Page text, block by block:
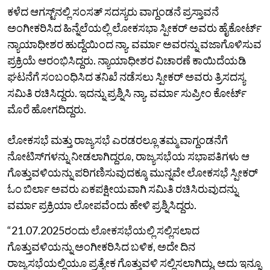
ಕಳೆದ ಆಗಸ್ಟ್‌ನಲ್ಲಿ ಸಂಸತ್‌ ಸದಸ್ಯರು ವಾಗ್ದಂಡನೆ ಪ್ರಸ್ತಾವನೆ
ಅಂಗೀಕರಿಸಿದ ಹಿನ್ನೆಲೆಯಲ್ಲಿ ಲೋಕಸಭಾ ಸ್ಪೀಕರ್ ಅವರು ಹೈಕೋರ್ಟ್
ನ್ಯಾಯಾಧೀಶರ ಹುದ್ದೆಯಿಂದ ನ್ಯಾ. ವರ್ಮಾ ಅವರನ್ನು ವಜಾಗೊಳಿಸುವ
ಪ್ರಕ್ರಿಯೆ ಆರಂಭಿಸಿದ್ದರು. ನ್ಯಾಯಾಧೀಶರ ವಿಚಾರಣೆ ಕಾಯಿದೆಯಡಿ
ಘಟನೆಗೆ ಸಂಬಂಧಿಸಿದ ತನಿಖೆ ನಡೆಸಲು ಸ್ಪೀಕರ್‌ ಅವರು ತ್ರಿಸದಸ್ಯ
ಸಮಿತಿ ರಚಿಸಿದ್ದರು. ಇದನ್ನು ಪ್ರಶ್ನಿಸಿ ನ್ಯಾ. ವರ್ಮಾ ಸುಪ್ರೀಂ ಕೋರ್ಟ್‌
ಮೊರೆ ಹೋಗದಿದ್ದರು.
ಲೋಕಸಭೆ ಮತ್ತು ರಾಜ್ಯಸಭೆ ಎರಡರಲ್ಲೂ ತಮ್ಮ ವಾಗ್ದಂಡನೆಗೆ
ನೋಟಿಸ್‌ಗಳನ್ನು ನೀಡಲಾಗಿದ್ದರೂ, ರಾಜ್ಯಸಭೆಯ ಸಭಾಪತಿಗಳು ಆ
ಗೊತ್ತುವಳಿಯನ್ನು ಪರಿಗಣಿಸುವುದಕ್ಕೂ ಮುನ್ನವೇ ಲೋಕಸಭೆ ಸ್ಪೀಕರ್
ಓಂ ಬಿರ್ಲಾ ಅವರು ಏಕಪಕ್ಷೀಯವಾಗಿ ಸಮಿತಿ ರಚಿಸಿರುವುದನ್ನು
ವರ್ಮಾ ಪ್ರಕ್ರಿಯಾ ಲೋಪವೆಂದು ಹೇಳಿ ಪ್ರಶ್ನಿಸಿದ್ದರು.
“21.07.2025ರಂದು ಲೋಕಸಭೆಯಲ್ಲಿ ಸಲ್ಲಿಸಲಾದ
ಗೊತ್ತುವಳಿಯನ್ನು ಅಂಗೀಕರಿಸಿದ ಬಳಿಕ, ಅದೇ ದಿನ
ರಾಜ್ಯಸಭೆಯಲ್ಲಿಯೂ ಪ್ರತ್ಯೇಕ ಗೊತ್ತುವಳಿ ಸಲ್ಲಿಸಲಾಗಿದ್ದು, ಅದು ಇನ್ನೂ